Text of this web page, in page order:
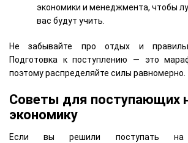
экономики и менеджмента, чтобы
вас будут учить.
Не забывайте про отдых и
Подготовка к поступлению — это
поэтому распределяйте силы равномерно.
Советы для поступающих
экономику
Если вы решили поступать